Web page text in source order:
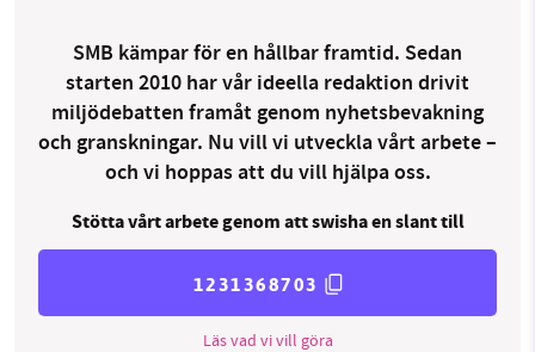
SMB kämpar för en hållbar framtid. Sedan
starten 2010 har vår ideella redaktion drivit
miljödebatten framåt genom nyhetsbevakning
och granskningar. Nu vill vi utveckla vårt arbete –
och vi hoppas att du vill hjälpa oss.
Stötta vårt arbete genom att swisha en slant till
1231368703
Läs vad vi vill göra